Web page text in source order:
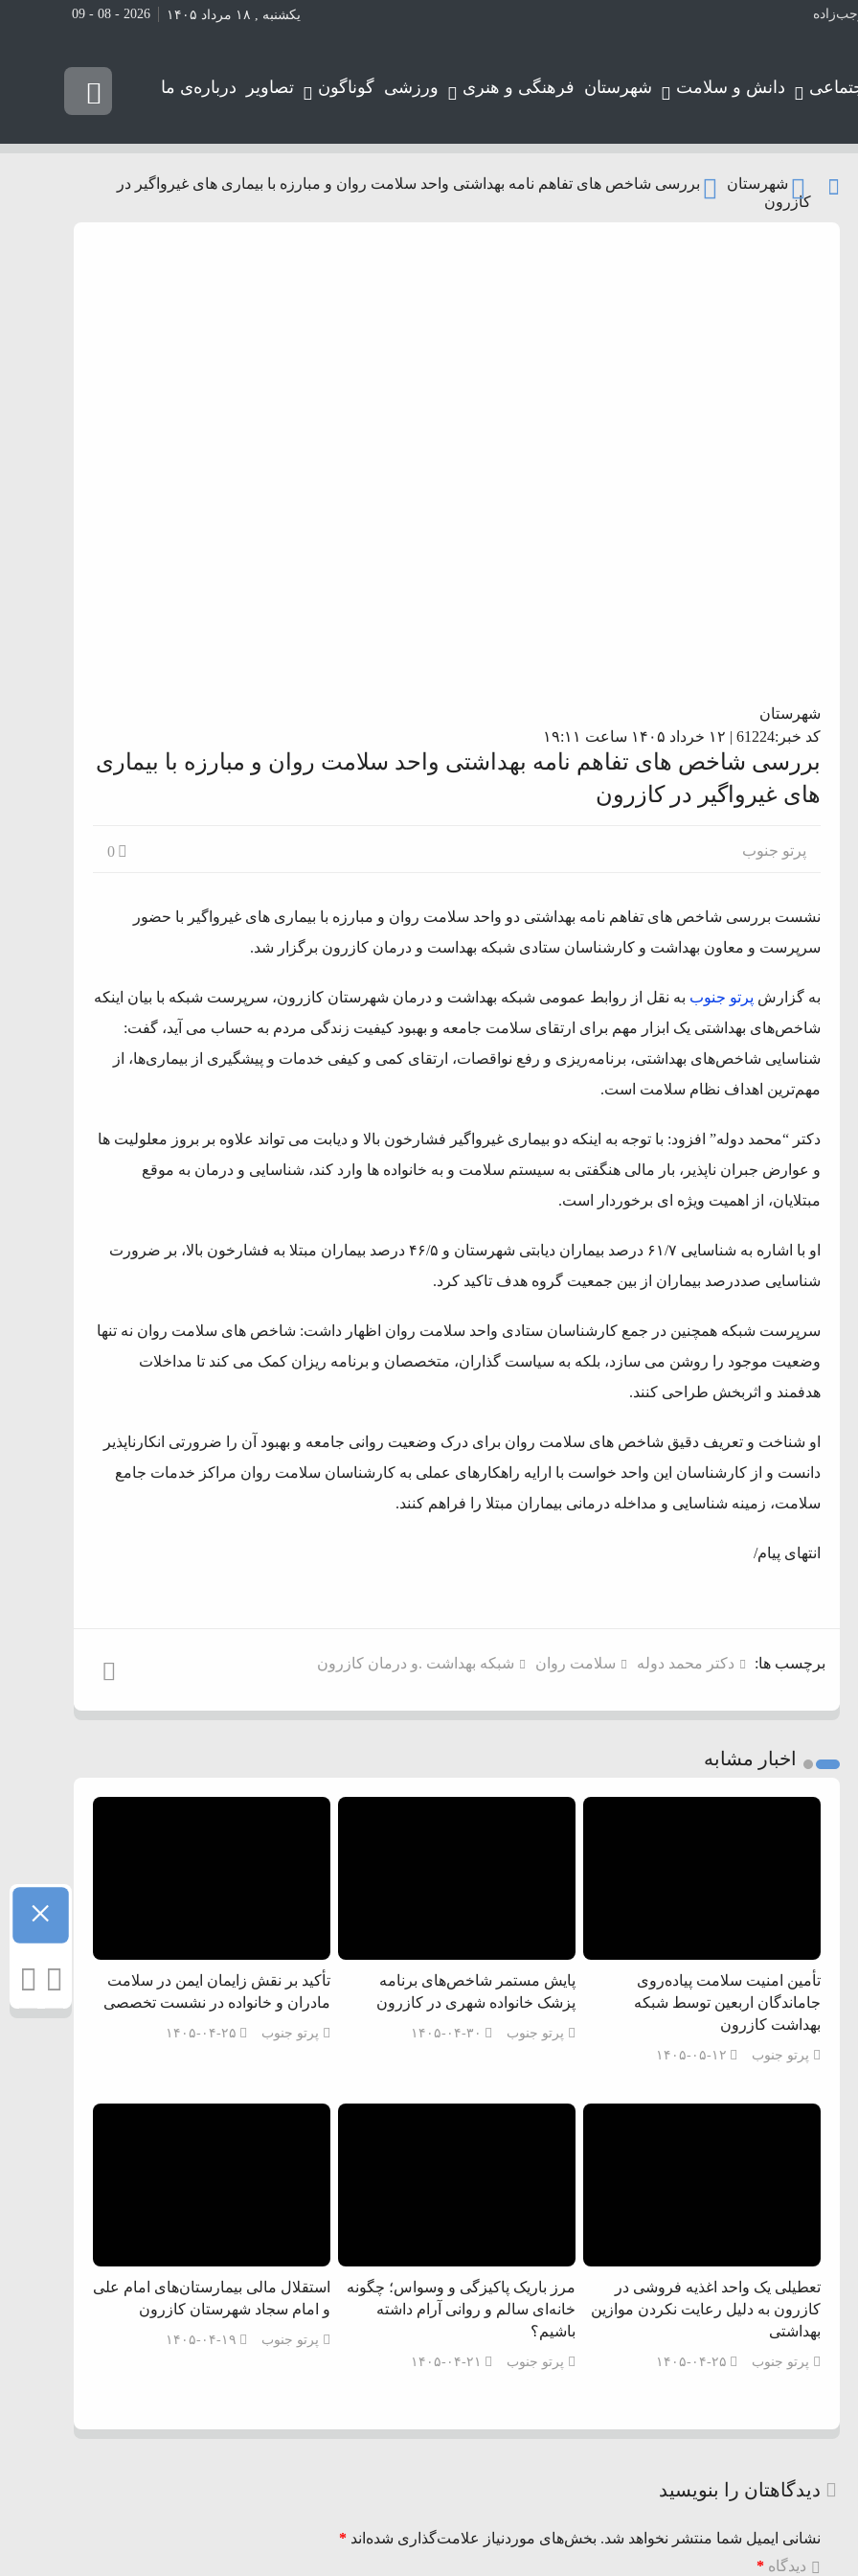
یکشنبه , ۱۸ مرداد ۱۴۰۵ 2026 - 08 - 09
دانش و سلامت شهرستان فرهنگی و هنری ورزشی گوناگون تصاویر درباره‌ی ما
شهرستان
بررسی شاخص های تفاهم نامه بهداشتی واحد سلامت روان و مبارزه با بیماری های غیرواگیر در
کازرون
شهرستان
کد خبر:61224 | ۱۲ خرداد ۱۴۰۵ ساعت ۱۹:۱۱
بررسی شاخص های تفاهم نامه بهداشتی واحد سلامت روان و مبارزه با بیماری
های غیرواگیر در کازرون
پرتو جنوب 0
نشست بررسی شاخص های تفاهم نامه بهداشتی دو واحد سلامت روان و مبارزه با بیماری های غیرواگیر با حضور
سرپرست و معاون بهداشت و کارشناسان ستادی شبکه بهداست و درمان کازرون برگزار شد.
به گزارش پرتو جنوب به نقل از روابط عمومی شبکه بهداشت و درمان شهرستان کازرون، سرپرست شبکه با بیان اینکه
شاخص‌های بهداشتی یک ابزار مهم برای ارتقای سلامت جامعه و بهبود کیفیت زندگی مردم به حساب می آید، گفت:
شناسایی شاخص‌های بهداشتی، برنامه‌ریزی و رفع نواقصات، ارتقای کمی و کیفی خدمات و پیشگیری از بیماری‌ها، از
مهم‌ترین اهداف نظام سلامت است.
دکتر “محمد دوله” افزود: با توجه به اینکه دو بیماری غیرواگیر فشارخون بالا و دیابت می تواند علاوه بر بروز معلولیت ها
و عوارض جبران ناپذیر، بار مالی هنگفتی به سیستم سلامت و به خانواده ها وارد کند، شناسایی و درمان به موقع
مبتلایان، از اهمیت ویژه ای برخوردار است.
او با اشاره به شناسایی ۶۱/۷ درصد بیماران دیابتی شهرستان و ۴۶/۵ درصد بیماران مبتلا به فشارخون بالا، بر ضرورت
شناسایی صددرصد بیماران از بین جمعیت گروه هدف تاکید کرد.
سرپرست شبکه همچنین در جمع کارشناسان ستادی واحد سلامت روان اظهار داشت: شاخص های سلامت روان نه تنها
وضعیت موجود را روشن می سازد، بلکه به سیاست گذاران، متخصصان و برنامه ریزان کمک می کند تا مداخلات
هدفمند و اثربخش طراحی کنند.
او شناخت و تعریف دقیق شاخص های سلامت روان برای درک وضعیت روانی جامعه و بهبود آن را ضرورتی انکارناپذیر
دانست و از کارشناسان این واحد خواست با ارایه راهکارهای عملی به کارشناسان سلامت روان مراکز خدمات جامع
سلامت، زمینه شناسایی و مداخله درمانی بیماران مبتلا را فراهم کنند.
انتهای پیام/
برچسب ها: دکتر محمد دوله سلامت روان شبکه بهداشت .و درمان کازرون
اخبار مشابه
تأمین امنیت سلامت پیاده‌روی
جاماندگان اربعین توسط شبکه
بهداشت کازرون
پرتو جنوب ۱۴۰۵-۰۵-۱۲
پایش مستمر شاخص‌های برنامه
پزشک خانواده شهری در کازرون
پرتو جنوب ۱۴۰۵-۰۴-۳۰
تأکید بر نقش زایمان ایمن در سلامت
مادران و خانواده در نشست تخصصی
پرتو جنوب ۱۴۰۵-۰۴-۲۵
تعطیلی یک واحد اغذیه فروشی در
کازرون به دلیل رعایت نکردن موازین
بهداشتی
پرتو جنوب ۱۴۰۵-۰۴-۲۵
مرز باریک پاکیزگی و وسواس؛ چگونه
خانه‌ای سالم و روانی آرام داشته
باشیم؟
پرتو جنوب ۱۴۰۵-۰۴-۲۱
استقلال مالی بیمارستان‌های امام علی
و امام سجاد شهرستان کازرون
پرتو جنوب ۱۴۰۵-۰۴-۱۹
دیدگاهتان را بنویسید
نشانی ایمیل شما منتشر نخواهد شد. بخش‌های موردنیاز علامت‌گذاری شده‌اند *
دیدگاه *
شوراها
است/ کالا برگ قطعا
است
فساد و اختلاس اموال
نشده است
×